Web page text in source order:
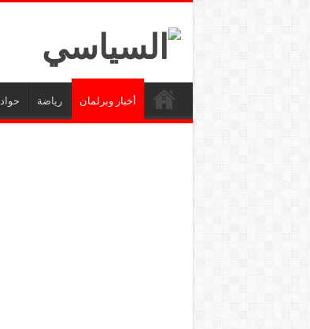
أخبار وبرلمان رياضة